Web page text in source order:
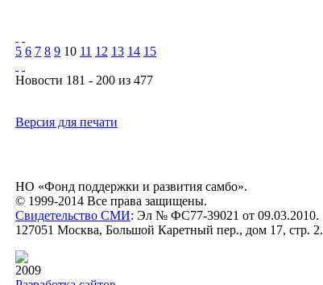
5 6 7 8 9 10 11 12 13 14 15
Новости 181 - 200 из 477
Версия для печати
НО «Фонд поддержки и развития самбо».
© 1999-2014 Все права защищены.
Свидетельство СМИ: Эл № ФС77-39021 от 09.03.2010.
127051 Москва, Большой Каретный пер., дом 17, стр. 2.
2009